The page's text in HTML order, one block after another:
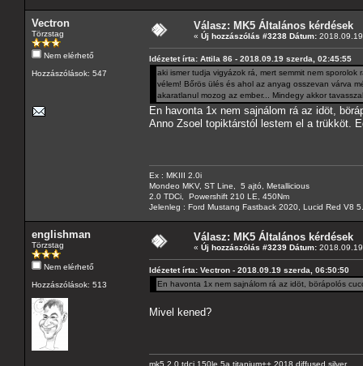
Vectron
Törzstag
Nem elérhető
Hozzászólások: 547
Válasz: MK5 Általános kérdések
« Új hozzászólás #3238 Dátum:
Idézetet írta: Attila 86 - 2018.09.19 szerda, 02:45:55
aki ismer tudja vigyázok rá, mert semmit nem
vélem! Bőrös ülés és ahol az anyag osszevan várva
akaratlanul mozog az ember... Mindegy akkor
En havonta 1x nem sajnálom rá az idöt,
Anno Zsoel topiktárstól lestem el a trükköt.
Ex : MKIII 2.0i
Mondeo MKV, ST Line, 5 ajtó, Metallicious
2.0 TDCi, Powershift 210 LE, 450Nm
Jelenleg : Ford Mustang Fastback 2020, Lucid Red V8
englishman
Törzstag
Nem elérhető
Hozzászólások: 513
Válasz: MK5 Általános kérdések
« Új hozzászólás #3239 Dátum:
Idézetet írta: Vectron - 2018.09.19 szerda, 06:50:50
En havonta 1x nem sajnálom rá az idöt, börápolós
Mivel kened?
mk5 2.0 tdci 150le 5a titanium++ 2018 diffused silver